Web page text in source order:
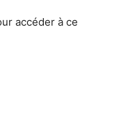
accéder à ce